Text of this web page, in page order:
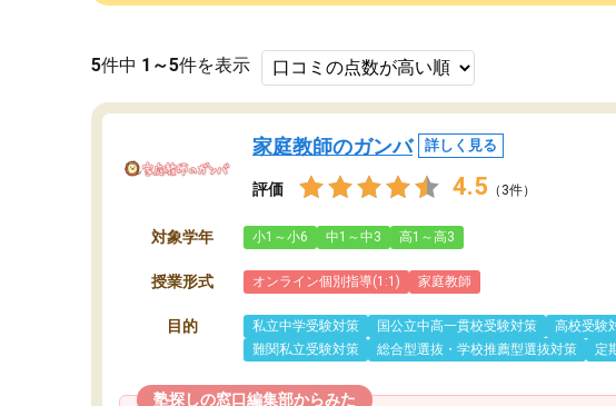
5件中 1～5件を表示
家庭教師のガンバ 詳しく見る
評価 4.5 （3件）
対象学年 小1～小6 中1～中3 高1～高3
授業形式 オンライン個別指導(1:1) 家庭教師
目的 私立中学受験対策 国公立中高一貫校受験対策 高校受験
難関私立受験対策
総合型選抜・学校推薦型選抜対策 定
塾探しの窓口編集部からみた